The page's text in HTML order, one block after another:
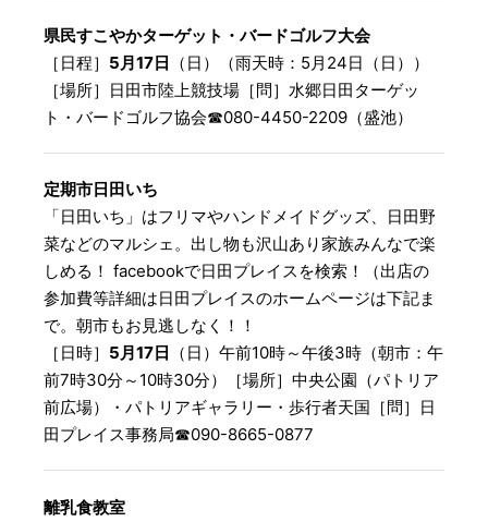
県民すこやかターゲット・バードゴルフ大会
［日程］ 5月17日 （日）（雨天時：5月24日（日））
［場所］日田市陸上競技場［問］水郷日田ターゲッ
ト・バードゴルフ協会☎︎080-4450-2209（盛池）
定期市日田いち
「日田いち」はフリマやハンドメイドグッズ、日田野
菜などのマルシェ。出し物も沢山あり家族みんなで楽
しめる！ facebookで日田プレイスを検索！（出店の
参加費等詳細は日田プレイスのホームページは下記ま
で。朝市もお見逃しなく！！
［日時］ 5月17日 （日）午前10時～午後3時（朝市：午
前7時30分～10時30分）［場所］中央公園（パトリア
前広場）・パトリアギャラリー・歩行者天国［問］日
田プレイス事務局☎︎090-8665-0877
離乳食教室